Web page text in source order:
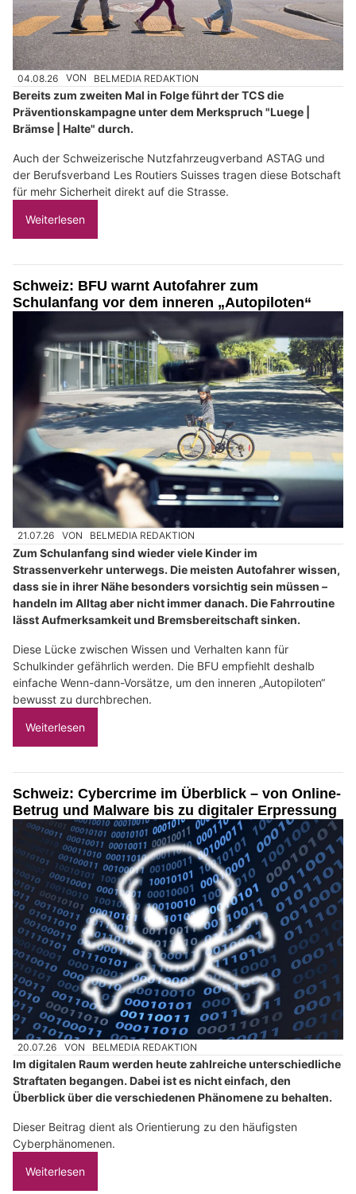
04.08.26 VON BELMEDIA REDAKTION
Bereits zum zweiten Mal in Folge führt der TCS die
Präventionskampagne unter dem Merkspruch "Luege |
Brämse | Halte" durch.
Auch der Schweizerische Nutzfahrzeugverband ASTAG und
der Berufsverband Les Routiers Suisses tragen diese Botschaft
für mehr Sicherheit direkt auf die Strasse.
Weiterlesen
Schweiz: BFU warnt Autofahrer zum
Schulanfang vor dem inneren „Autopiloten“
21.07.26 VON BELMEDIA REDAKTION
Zum Schulanfang sind wieder viele Kinder im
Strassenverkehr unterwegs. Die meisten Autofahrer wissen,
dass sie in ihrer Nähe besonders vorsichtig sein müssen –
handeln im Alltag aber nicht immer danach. Die Fahrroutine
lässt Aufmerksamkeit und Bremsbereitschaft sinken.
Diese Lücke zwischen Wissen und Verhalten kann für
Schulkinder gefährlich werden. Die BFU empfiehlt deshalb
einfache Wenn-dann-Vorsätze, um den inneren „Autopiloten“
bewusst zu durchbrechen.
Weiterlesen
Schweiz: Cybercrime im Überblick – von Online-
Betrug und Malware bis zu digitaler Erpressung
20.07.26 VON BELMEDIA REDAKTION
Im digitalen Raum werden heute zahlreiche unterschiedliche
Straftaten begangen. Dabei ist es nicht einfach, den
Überblick über die verschiedenen Phänomene zu behalten.
Dieser Beitrag dient als Orientierung zu den häufigsten
Cyberphänomenen.
Weiterlesen